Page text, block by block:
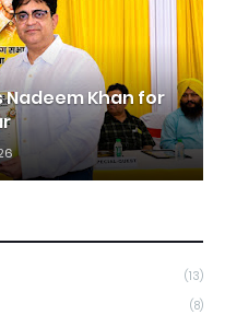
Khan for
(13)
(8)